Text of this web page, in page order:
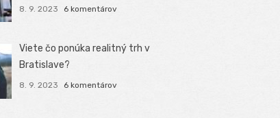
8. 9. 2023 6 komentárov
Viete čo ponúka realitný trh v
Bratislave?
8. 9. 2023 6 komentárov